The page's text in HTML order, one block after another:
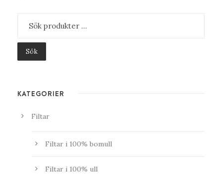
Sök
KATEGORIER
Filtar
Filtar i 100% bomull
Filtar i 100% ull